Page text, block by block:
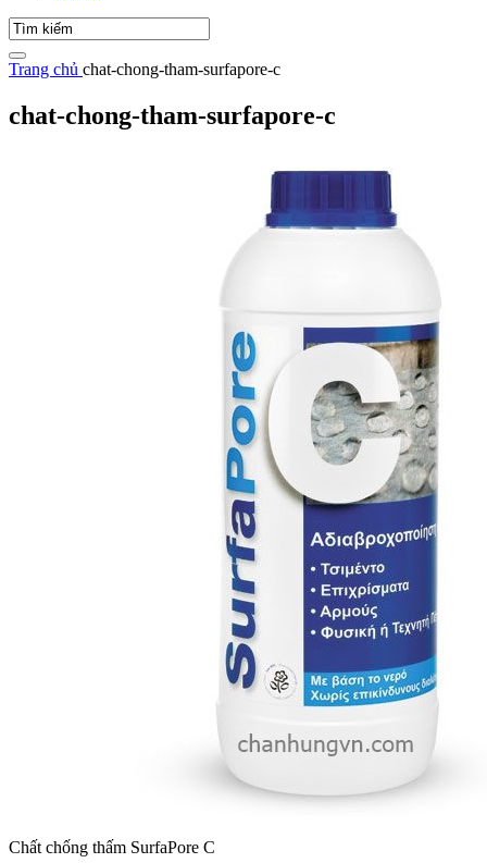
Trang chủ chat-chong-tham-surfapore-c
chat-chong-tham-surfapore-c
Chất chống thấm SurfaPore C